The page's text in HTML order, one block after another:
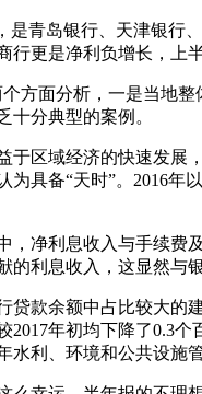
岛银行、天津银行、
更是净利负增长，上
面分析，一是当地整
十分典型的案例。
域经济的快速发展，
具备“天时”。2016年
利息收入与手续费及
的利息收入，这显然与
余额中占比较大的建
2017年初均下降了0.3
利、环境和公共设施